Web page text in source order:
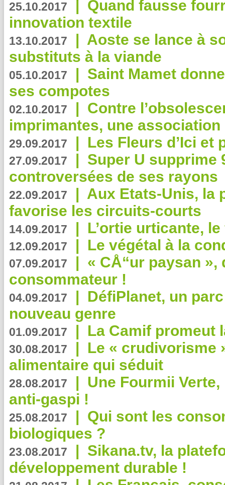
25.10.2017 | Quand fausse
innovation textile
13.10.2017 | Aoste se lance à
substituts à la viande
05.10.2017 | Saint Mamet
ses compotes
02.10.2017 | Contre
imprimantes, une
29.09.2017 | Les Fleurs d’Ici et
27.09.2017 | Super U supprime
controversées de ses rayons
22.09.2017 | Aux Etats-Unis, la
favorise les circuits-courts
14.09.2017 | L’ortie urticante,
12.09.2017 | Le végétal à la
07.09.2017 | « CÅ“ur paysan
consommateur !
04.09.2017 | DéfiPlanet, un
nouveau genre
01.09.2017 | La Camif promeut
30.08.2017 | Le « crudivorisme
alimentaire qui séduit
28.08.2017 | Une Fourmii
anti-gaspi !
25.08.2017 | Qui sont les
biologiques ?
23.08.2017 | Sikana.tv, la
développement durable !